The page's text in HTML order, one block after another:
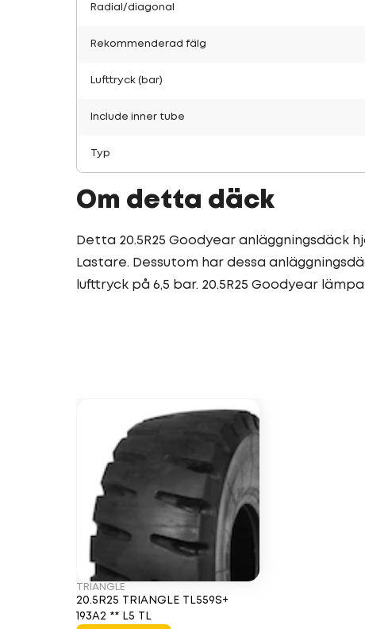
Radial/diagonal
Rekommenderad fälg
Lufttryck (bar)
Include inner tube
Typ
Om detta däck
Detta 20.5R25 Goodyear
Lastare. Dessutom har dessa
lufttryck på 6,5 bar. 20.5R25 Goodyear
TRIANGLE
20.5R25 TRIANGLE TL559S+
193A2 ** L5 TL